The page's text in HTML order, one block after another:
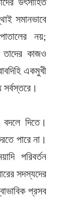
সমানভাবে
নয়;
তাদের কাজও
একমুখী
দিতে।
পারে না।
পরিবর্তন
সদস্যদের
প্রসব